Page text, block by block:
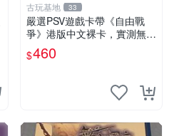
古玩基地 33
嚴選PSV遊戲卡帶《自由戰
爭》港版中文裸卡，實測無
誤！僅限Sony PSP機器運
行，其他無法使用。單次購兩
$460